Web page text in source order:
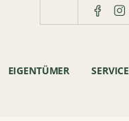
EIGENTÜMER SERVICE